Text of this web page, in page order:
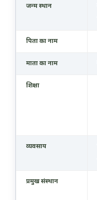
जन्म स्थान
पिता का नाम
माता का नाम
शिक्षा
व्यवसाय
प्रमुख संस्थान